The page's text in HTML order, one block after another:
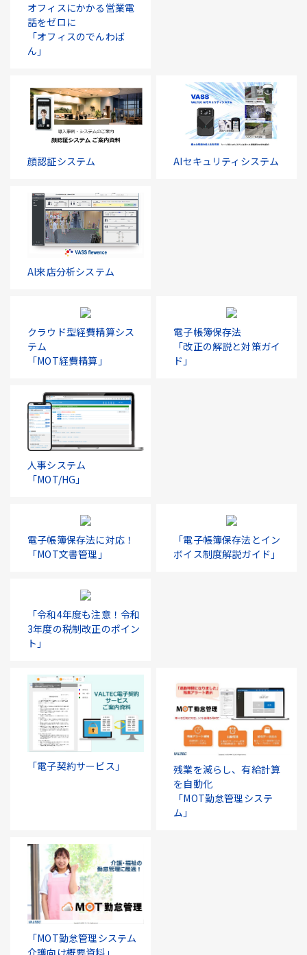
オフィスにかかる営業電
話をゼロに
「オフィスのでんわば
ん」
顔認証システム AIセキュリティシステム
AI来店分析システム
クラウド型経費精算シス
テム
「MOT経費精算」
電子帳簿保存法
「改正の解説と対策ガイ
ド」
人事システム
「MOT/HG」
電子帳簿保存法に対応！
「MOT文書管理」
「電子帳簿保存法とイン
ボイス制度解説ガイド」
「令和4年度も注意！令和
3年度の税制改正のポイン
ト」
「電子契約サービス」
残業を減らし、有給計算
を自動化
「MOT勤怠管理システ
ム」
「MOT勤怠管理システム